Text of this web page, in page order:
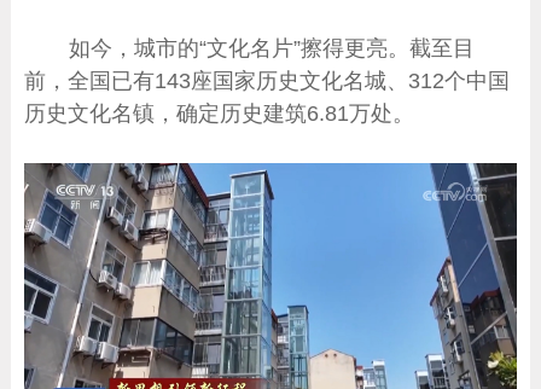
如今，城市的“文化名片”擦得更亮。截至目
前，全国已有143座国家历史文化名城、312个中国
历史文化名镇，确定历史建筑6.81万处。